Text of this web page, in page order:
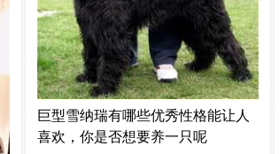
巨型雪纳瑞有哪些优秀性格能让人
喜欢，你是否想要养一只呢